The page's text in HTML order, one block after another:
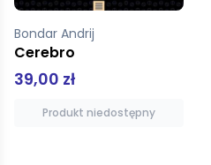
Bondar Andrij
Cerebro
39,00 zł
Produkt niedostępny